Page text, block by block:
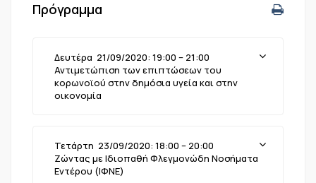
Πρόγραμμα
Δευτέρα 21/09/2020: 19:00 – 21:00
Αντιμετώπιση των επιπτώσεων του
κορωνοϊού στην δημόσια υγεία και στην
οικονομία
Τετάρτη 23/09/2020: 18:00 – 20:00
Ζώντας με Ιδιοπαθή Φλεγμονώδη Νοσήματα
Εντέρου (ΙΦΝΕ)